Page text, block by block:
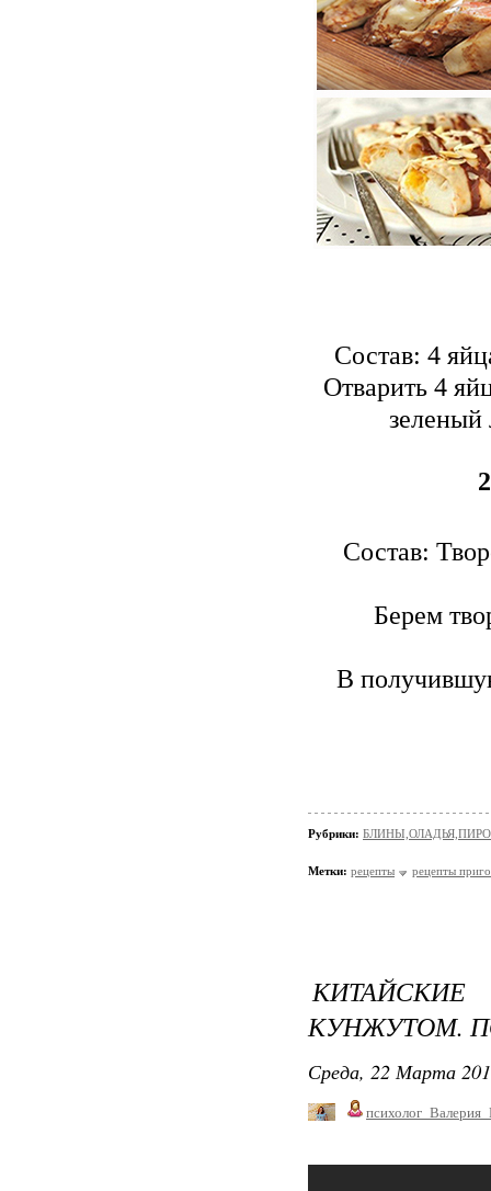
Состав: 4
Отварить 4
зеленый
Состав:
Берем
В
Рубрики:
Метки: рецепты рецепты
КУНЖУТОМ.
Среда, 22 Марта